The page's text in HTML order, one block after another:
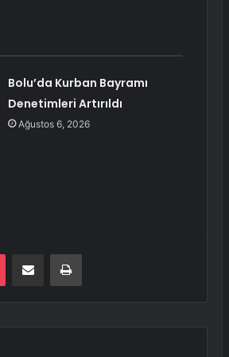
Bolu’da Kurban Bayramı
Denetimleri Artırıldı
Ağustos 6, 2026
Pocket E-Posta ile paylaş Yazdır